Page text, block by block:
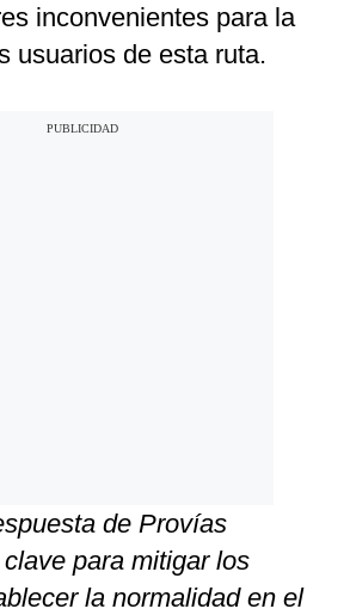
inconvenientes para la
usuarios de esta ruta.
de Provías
para mitigar los
la normalidad en el